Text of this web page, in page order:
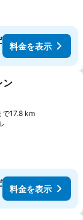
料金を表示
加
ン
17.8 km
料金を表示
料金を表示